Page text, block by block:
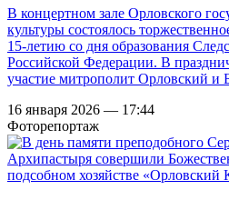
В концертном зале Орловского
культуры состоялось
15-летию со дня образования
Российской Федерации. В
участие митрополит Орловский и
16 января 2026 — 17:44
Фоторепортаж